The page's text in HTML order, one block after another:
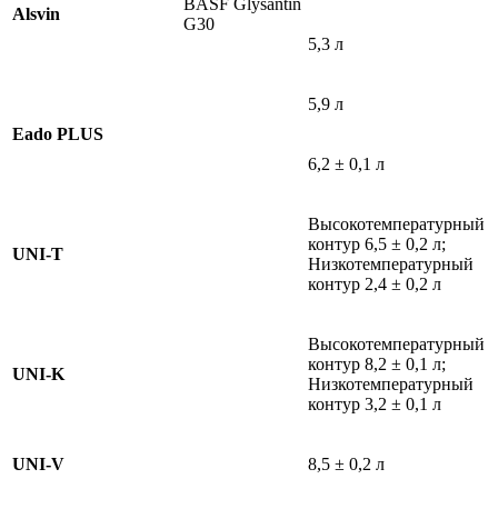
BASF Glysantin
G30
Alsvin
5,3 л
Eado PLUS
5,9 л
6,2 ± 0,1 л
UNI-T
Высокотемпературный
контур 6,5 ± 0,2 л;
Низкотемпературный
контур 2,4 ± 0,2 л
UNI-K
Высокотемпературный
контур 8,2 ± 0,1 л;
Низкотемпературный
контур 3,2 ± 0,1 л
UNI-V 8,5 ± 0,2 л